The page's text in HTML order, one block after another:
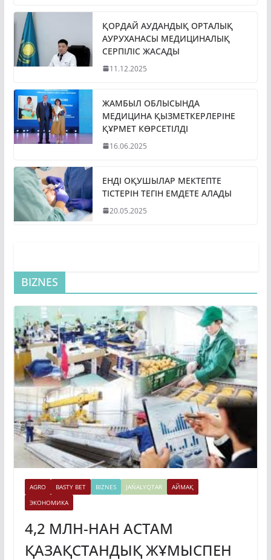
ҚОРДАЙ АУДАНДЫҚ ОРТАЛЫҚ
АУРУХАНАСЫ МЕДИЦИНАЛЫҚ
СЕРПІЛІС ЖАСАДЫ
11.12.2025
ЖАМБЫЛ ОБЛЫСЫНДА
МЕДИЦИНА ҚЫЗМЕТКЕРЛЕРІНЕ
ҚҰРМЕТ КӨРСЕТІЛДІ
16.06.2025
ЕНДІ ОҚУШЫЛАР МЕКТЕПТЕ
ТІСТЕРІН ТЕГІН ЕМДЕТЕ АЛАДЫ
20.05.2025
BIZNES
AGRO BASTY BET BIZNES JAŃALYQTAR
АЙМАҚ
ЭКОНОМИКА
4,2 МЛН-НАН АСТАМ
ҚАЗАҚСТАНДЫҚ ЖҰМЫСПЕН